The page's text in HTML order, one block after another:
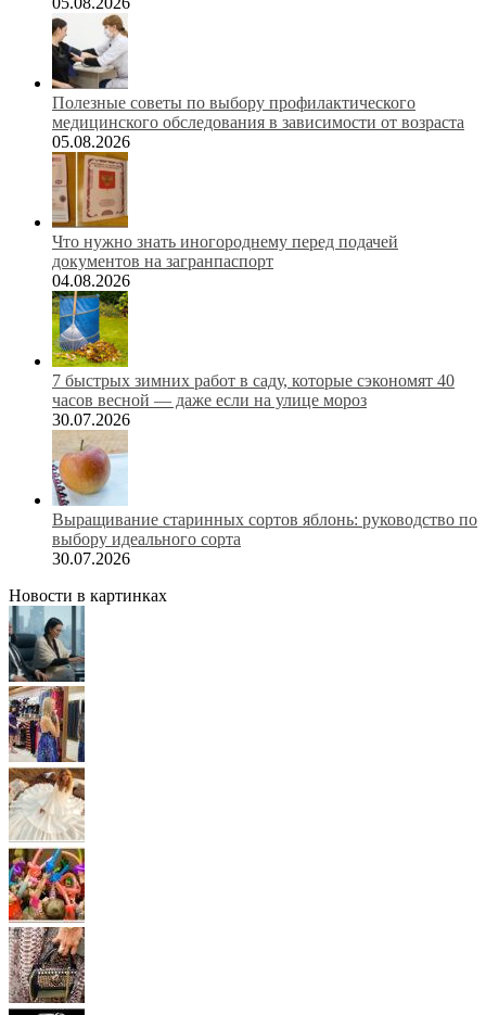
Полезные советы по выбору профилактического
медицинского обследования в зависимости от возраста
05.08.2026
Что нужно знать иногороднему перед подачей
документов на загранпаспорт
04.08.2026
7 быстрых зимних работ в саду, которые сэкономят 40
часов весной — даже если на улице мороз
30.07.2026
Выращивание старинных сортов яблонь: руководство по
выбору идеального сорта
30.07.2026
Новости в картинках